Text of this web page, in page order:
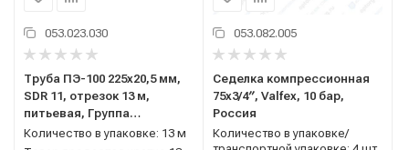
053.023.030
Труба ПЭ-100 225x20,5 мм,
SDR 11, отрезок 13 м,
питьевая, Группа
Полипластик
Количество в упаковке: 13 м
053.082.005
Седелка компрессионная
75x3/4′′, Valfex, 10 бар,
Россия
Количество в упаковке/